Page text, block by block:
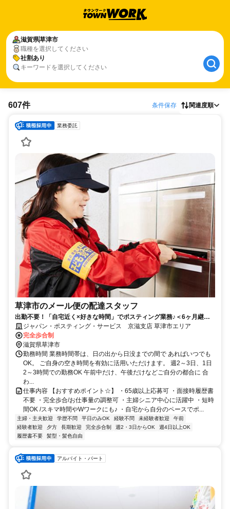
滋賀県草津市
職種を選択してください
社割あり
キーワードを選択してください
607件 条件保存 関連度順
業務委託
草津市のメール便の配達スタッフ
出勤不要！「自宅近く×好きな時間」でポスティング業務♪＜6ヶ月継続
勤務で合計2万円のプチボーナス＞
ジャパン・ポスティング・サービス 京滋支店 草津市エリア
完全歩合制
滋賀県草津市
勤務時間 業務時間帯は、日の出から日没までの間で あればいつでも
OK。 ご自身の空き時間を有効に活用いただけます。 週2～3日、1日
2～3時間での勤務OK 午前中だけ、午後だけなどご自分の都合に 合
わ...
仕事内容 【おすすめポイント☆】 ・65歳以上応募可 ・面接時履歴書
不要 ・完全歩合/お仕事量の調整可 ・主婦シニア中心に活躍中 ・短時
間OK /スキマ時間やWワークにも♪ ・自宅から自分のペースでポ...
主婦・主夫歓迎 学歴不問 平日のみOK 経験不問 未経験者歓迎
午前
経験者歓迎
夕方 長期歓迎 完全歩合制 週2・3日からOK
週4日以上OK
履歴書不要
髪型・髪色自由
アルバイト・パート